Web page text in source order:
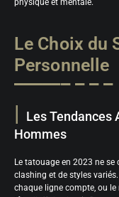
Le Choix du
Personnelle
Les Tendances
Hommes
Le tatouage en 2023 ne se
clashing et de styles
chaque ligne compte, ou